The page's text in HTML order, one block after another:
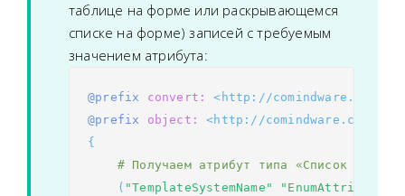
таблице на форме или раскрывающемся
списке на форме) записей с требуемым
значением атрибута:
@prefix convert:
<http://comindware.com/
@prefix
object:
<http://comindware.com/
{
# Получаем атрибут типа «Список
( "TemplateSystemName"